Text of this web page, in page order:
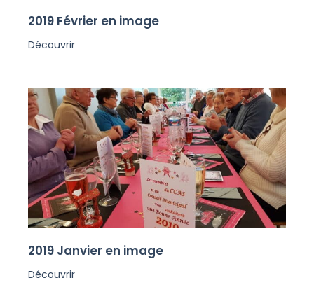
2019 Février en image
Découvrir
2019 Janvier en image
Découvrir